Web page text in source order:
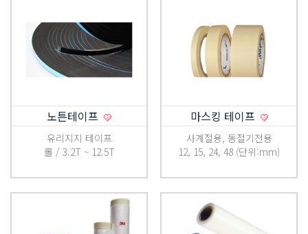
노튼테이프
유리지지 테이프
롤 / 3.2T ~ 12.5T
마스킹 테이프
사계절용, 동절기전용
12, 15, 24, 48 (단위:mm)